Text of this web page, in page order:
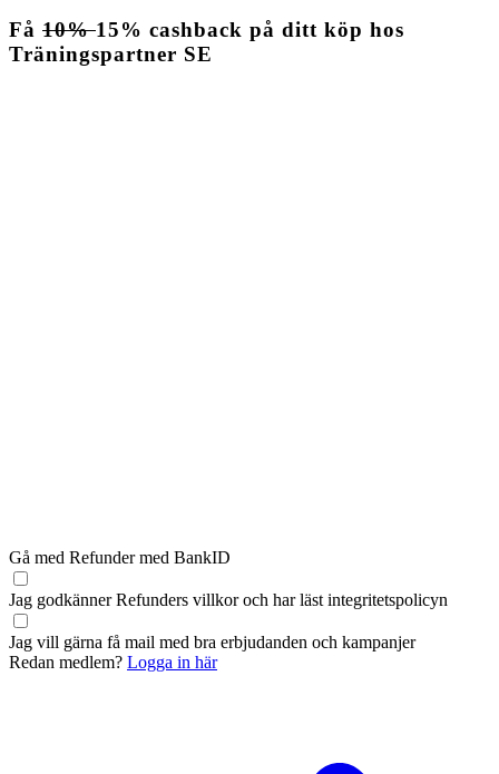
Få 10%15% cashback på ditt köp hos
Träningspartner SE
Gå med Refunder med BankID
Jag godkänner Refunders villkoroch har läst integritetspolicyn
Jag vill gärna få mail med bra erbjudanden och kampanjer
Redan medlem? Logga in här